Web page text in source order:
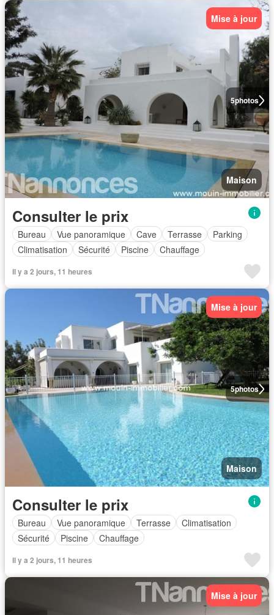
5photos
Mise à jour
Maison
Consulter le prix
Bureau Vue panoramique Cave Terrasse
Parking
Climatisation
Sécurité Piscine Chauffage
Il y a 2 jours, 11 heures
5photos
Mise à jour
Maison
Consulter le prix
Bureau Vue panoramique Terrasse
Climatisation
Sécurité
Piscine Chauffage
Il y a 2 jours, 11 heures
Mise à jour